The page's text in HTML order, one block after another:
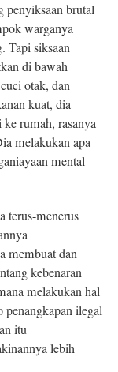
penyiksaan brutal
warganya
Tapi siksaan
di bawah
otak, dan
kuat, dia
rumah, rasanya
melakukan apa
mental
terus-menerus
membuat dan
kebenaran
melakukan hal
penangkapan ilegal
itu
lebih